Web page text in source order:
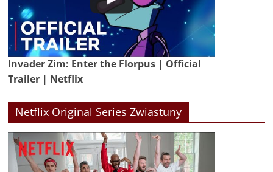
Invader Zim: Enter the Florpus | Official
Trailer | Netflix
Netflix Original Series Zwiastuny